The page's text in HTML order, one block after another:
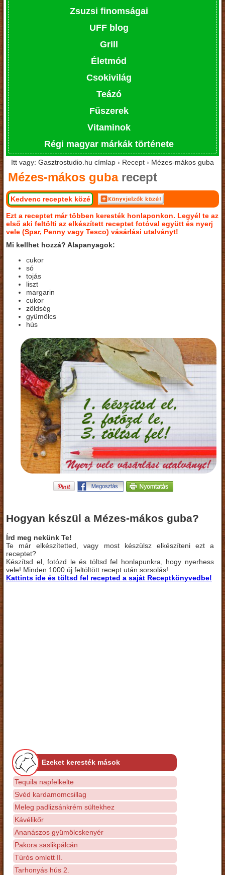
Zsuzsi finomságai
UFF blog
Grill
Életmód
Csokivilág
Teázó
Fűszerek
Vitaminok
Régi magyar márkák története
Itt vagy: Gasztrostudio.hu címlap › Recept › Mézes-mákos guba
Mézes-mákos gubarecept
Kedvenc receptek közé
Ezt a receptet már többen keresték honlaponkon. Legyél te az
első aki feltölti az elkészített receptet fotóval együtt és nyerj
vele (Spar, Penny vagy Tesco) vásárlási utalványt!
Mi kellhet hozzá? Alapanyagok:
cukor
só
tojás
liszt
margarin
cukor
zöldség
gyümölcs
hús
Hogyan készül a Mézes-mákos guba?
Írd meg nekünk Te!
Te már elkészítetted, vagy most készülsz elkészíteni ezt a
receptet?
Készítsd el, fotózd le és töltsd fel honlapunkra, hogy nyerhess
vele! Minden 1000 új feltöltött recept után sorsolás!
Kattints ide és töltsd fel recepted a saját Receptkönyvedbe!
Ezeket keresték mások
Tequila napfelkelte
Svéd kardamomcsillag
Meleg padlizsánkrém sültekhez
Kávélikőr
Ananászos gyümölcskenyér
Pakora saslikpálcán
Túrós omlett II.
Tarhonyás hús 2.